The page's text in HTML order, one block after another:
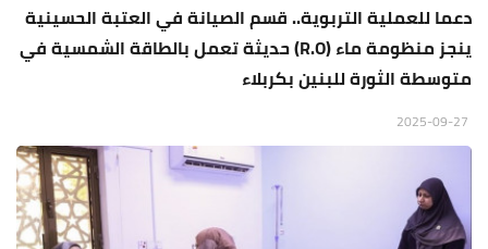
دعما للعملية التربوية.. قسم الصيانة في العتبة الحسينية
ينجز منظومة ماء (R.O) حديثة تعمل بالطاقة الشمسية في
متوسطة الثورة للبنين بكربلاء